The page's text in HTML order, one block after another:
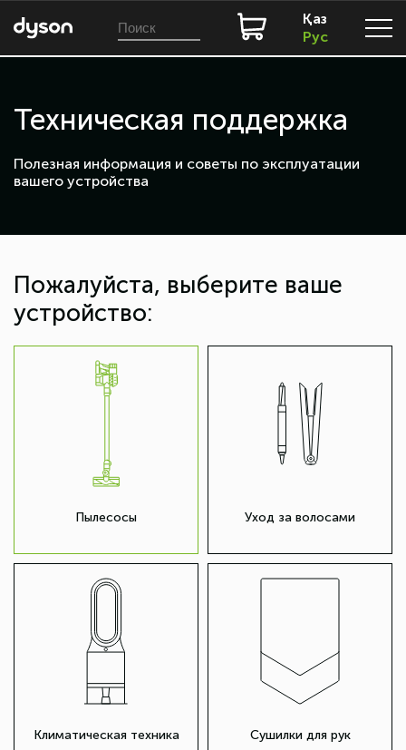
Қаз
Рус
Техническая поддержка
Полезная информация и советы по эксплуатации
вашего устройства
Пожалуйста, выберите ваше
устройство:
Пылесосы Уход за волосами
Климатическая техника Сушилки для рук